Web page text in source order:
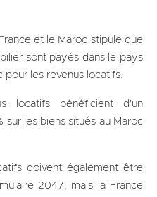
et le Maroc stipule que
sont payés dans le pays
les revenus locatifs.
locatifs bénéficient d'un
les biens situés au Maroc
doivent également être
2047, mais la France